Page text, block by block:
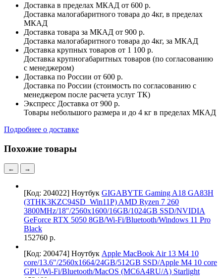
Доставка в пределах МКАД от 600 р.
Доставка малогабаритного товара до 4кг, в пределах
МКАД
Доставка товара за МКАД от 900 р.
Доставка малогабаритного товара до 4кг, за МКАД
Доставка крупных товаров от 1 100 р.
Доставка крупногабаритных товаров (по согласованию
с менеджером)
Доставка по России от 600 р.
Доставка по России (стоимость по согласованию с
менеджером после расчета услуг ТК)
Экспресс Доставка от 900 р.
Товары небольшого размера и до 4 кг в пределах МКАД
Подробнее о доставке
Похожие товары
← →
[Код: 204022] Ноутбук GIGABYTE Gaming A18 GA83H
(3THK3KZC94SD_Win11P) AMD Ryzen 7 260
3800MHz/18"/2560x1600/16GB/1024GB SSD/NVIDIA
GeForce RTX 5050 8GB/Wi-Fi/Bluetooth/Windows 11 Pro
Black
152760 р.
[Код: 200474] Ноутбук Apple MacBook Air 13 M4 10
core/13.6"/2560x1664/24GB/512GB SSD/Apple M4 10 core
GPU/Wi-Fi/Bluetooth/MacOS (MC6A4RU/A) Starlight